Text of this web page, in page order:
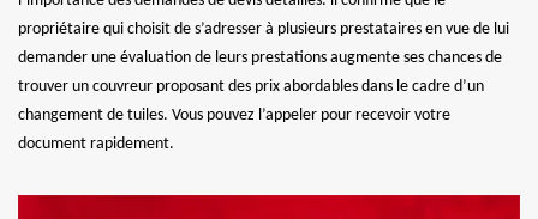
propriétaire qui choisit de s’adresser à plusieurs prestataires en vue de lui
demander une évaluation de leurs prestations augmente ses chances de
trouver un couvreur proposant des prix abordables dans le cadre d’un
changement de tuiles. Vous pouvez l’appeler pour recevoir votre
document rapidement.